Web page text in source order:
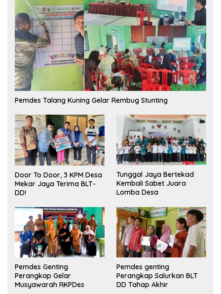
Pemdes Talang Kuning Gelar Rembug Stunting
Door To Door, 3 KPM Desa
Mekar Jaya Terima BLT-
DD!
Tunggal Jaya Bertekad
Kembali Sabet Juara
Lomba Desa
Pemdes Genting
Perangkap Gelar
Musyawarah RKPDes
Pemdes genting
Perangkap Salurkan BLT
DD Tahap Akhir